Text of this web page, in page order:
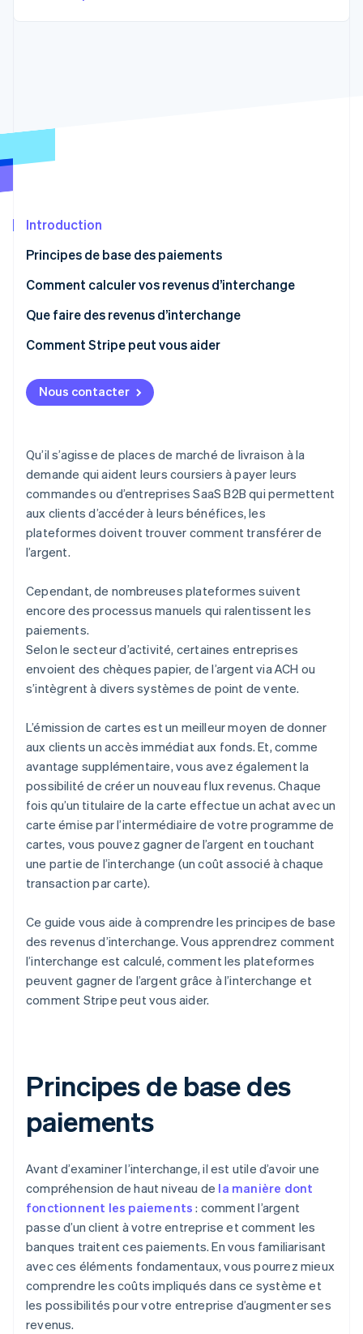
Découvrez comment Stripe construit l’infrastructure
l’IA.
Regarder
Introduction
Principes de base des paiements
Comment calculer vos revenus d’interchange
Interchange forfaitaire
Interchange net
Que faire des revenus d’interchange
Comment Stripe peut vous aider
Stripe Connect
Stripe Capital
Stripe Issuing
Nous contacter
Qu’il s’agisse de places de marché de livraison à la
demande qui aident leurs coursiers à payer leurs
commandes ou d’entreprises SaaS B2B qui permettent
aux clients d’accéder à leurs bénéfices, les
plateformes doivent trouver comment transférer de
l’argent.
Cependant, de nombreuses plateformes suivent
encore des processus manuels qui ralentissent les
paiements.
Selon le secteur d’activité, certaines entreprises
envoient des chèques papier, de l’argent via ACH ou
s’intègrent à divers systèmes de point de vente.
L’émission de cartes est un meilleur moyen de donner
aux clients un accès immédiat aux fonds. Et, comme
avantage supplémentaire, vous avez également la
possibilité de créer un nouveau flux revenus. Chaque
fois qu’un titulaire de la carte effectue un achat avec un
carte émise par l’intermédiaire de votre programme de
cartes, vous pouvez gagner de l’argent en touchant
une partie de l’interchange (un coût associé à chaque
transaction par carte).
Ce guide vous aide à comprendre les principes de base
des revenus d’interchange. Vous apprendrez comment
l’interchange est calculé, comment les plateformes
peuvent gagner de l’argent grâce à l’interchange et
comment Stripe peut vous aider.
Principes de base des
paiements
Avant d’examiner l’interchange, il est utile d’avoir une
compréhension de haut niveau de la manière dont
fonctionnent les paiements : comment l’argent
passe d’un client à votre entreprise et comment les
banques traitent ces paiements. En vous familiarisant
avec ces éléments fondamentaux, vous pourrez mieux
comprendre les coûts impliqués dans ce système et
les possibilités pour votre entreprise d’augmenter ses
revenus.